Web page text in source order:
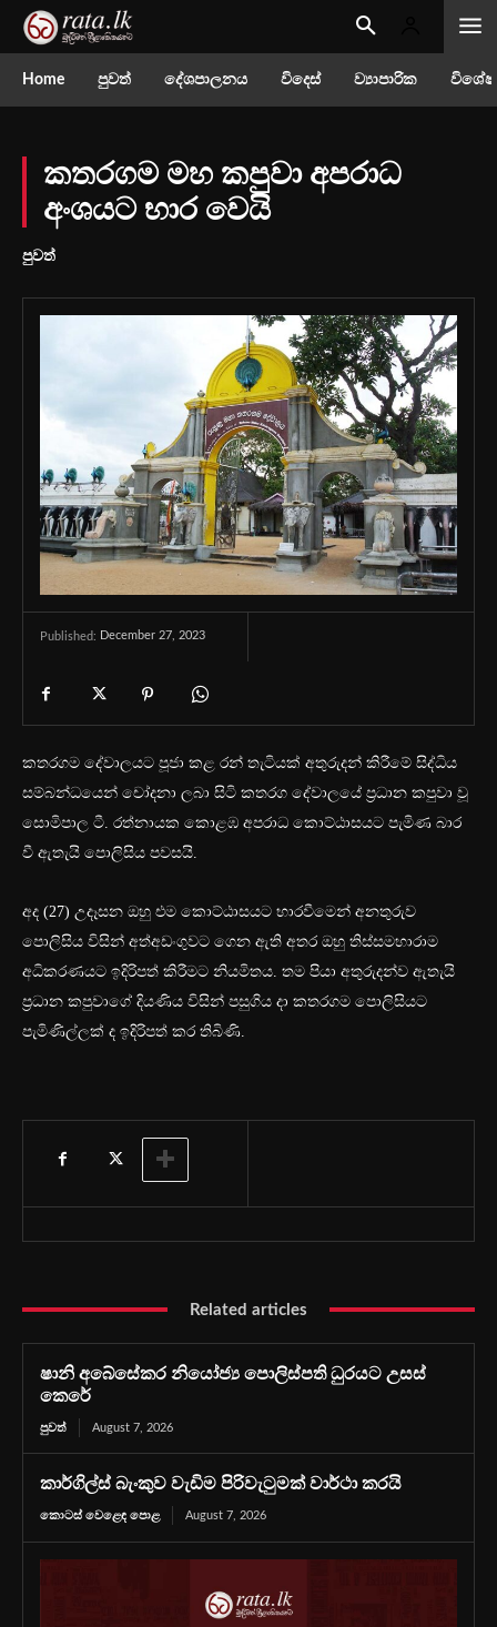
Home පුවත් දේශපාලනය විදෙස් ව්‍යාපාරික
කතරගම මහ කපුවා අපරාධ
අංශයට භාර වෙයි
පුවත්
Published: December 27, 2023
කතරගම දේවාලයට පූජා කළ රන් තැටියක් අතුරුදන් කිරීමේ සිද්ධිය
සම්බන්ධයෙන් චෝදනා ලබා සිටි කතරග දේවාලයේ ප්‍රධාන කපුවා වූ
සොමිපාල ටී. රත්නායක කොළඹ අපරාධ කොට්ඨාසයට පැමිණ බාර
වී ඇතැයි පොලිසිය පවසයි.
අද (27) උදෑසන ඔහු එම කොට්ඨාසයට භාරවීමෙන් අනතුරුව
‍පොලිසිය විසින් අත්අඩංගුවට ගෙන ඇති අතර ඔහු තිස්සමහාරාම
අධිකරණයට ඉදිරිපත් කිරීමට නියමිතය. තම පියා අතුරුදන්ව ඇතැයි
ප්‍රධාන කපුවාගේ දියණිය විසින් පසුගිය දා කතරගම පොලිසියට
පැමිණිල්ලක් ද ඉදිරිපත් කර තිබිණි.
Related articles
ෂානි අබේසේකර නියෝජ්‍ය පොලිස්පති ධුරයට උසස්
කෙරේ
පුවත් August 7, 2026
කාර්ගිල්ස් බැංකුව වැඩිම පිරිවැටුමක් වාර්ථා කරයි
කොටස් වෙළෙඳ පොළ August 7, 2026